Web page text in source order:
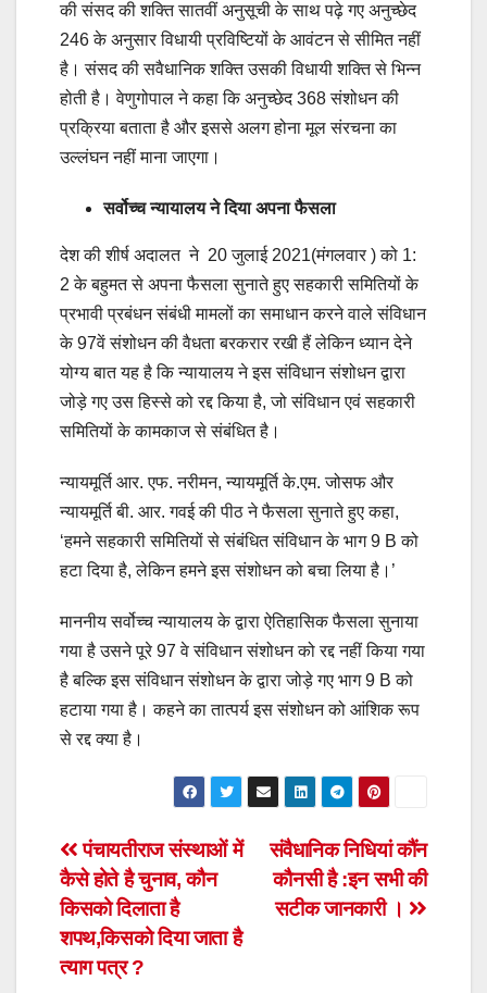
की संसद की शक्ति सातवीं अनुसूची के साथ पढ़े गए अनुच्छेद
246 के अनुसार विधायी प्रविष्टियों के आवंटन से सीमित नहीं
है। संसद की सवैधानिक शक्ति उसकी विधायी शक्ति से भिन्न
होती है। वेणुगोपाल ने कहा कि अनुच्छेद 368 संशोधन की
प्रक्रिया बताता है और इससे अलग होना मूल संरचना का
उल्लंघन नहीं माना जाएगा।
सर्वोच्च न्यायालय ने दिया अपना फैसला
देश की शीर्ष अदालत ने 20 जुलाई 2021(मंगलवार ) को 1:
2 के बहुमत से अपना फैसला सुनाते हुए सहकारी समितियों के
प्रभावी प्रबंधन संबंधी मामलों का समाधान करने वाले संविधान
के 97वें संशोधन की वैधता बरकरार रखी हैं लेकिन ध्यान देने
योग्य बात यह है कि न्यायालय ने इस संविधान संशोधन द्वारा
जोड़े गए उस हिस्से को रद्द किया है, जो संविधान एवं सहकारी
समितियों के कामकाज से संबंधित है।
न्यायमूर्ति आर. एफ. नरीमन, न्यायमूर्ति के.एम. जोसफ और
न्यायमूर्ति बी. आर. गवई की पीठ ने फैसला सुनाते हुए कहा,
‘हमने सहकारी समितियों से संबंधित संविधान के भाग 9 B को
हटा दिया है, लेकिन हमने इस संशोधन को बचा लिया है।’
माननीय सर्वोच्च न्यायालय के द्वारा ऐतिहासिक फैसला सुनाया
गया है उसने पूरे 97 वे संविधान संशोधन को रद्द नहीं किया गया
है बल्कि इस संविधान संशोधन के द्वारा जोड़े गए भाग 9 B को
हटाया गया है। कहने का तात्पर्य इस संशोधन को आंशिक रूप
से रद्द क्या है।
Post
navigation
संवैधानिक निधियां कौंन
कौनसी है :इन सभी की
सटीक जानकारी ।
पंचायतीराज संस्थाओं में
कैसे होते है चुनाव, कौन
किसको दिलाता है
शपथ,किसको दिया जाता है
त्याग पत्र ?